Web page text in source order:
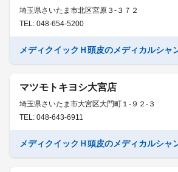
埼玉県さいたま市北区宮原３-３７２
TEL: 048-654-5200
メディクイックＨ頭皮のメディカルシ
マツモトキヨシ大宮店
埼玉県さいたま市大宮区大門町１-９２-３
TEL: 048-643-6911
メディクイックＨ頭皮のメディカルシ